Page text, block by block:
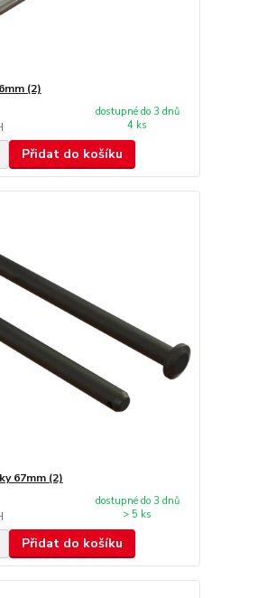
(2)
dostupné do 3 dnů
4 ks
Přidat do košíku
67mm (2)
dostupné do 3 dnů
> 5 ks
Přidat do košíku